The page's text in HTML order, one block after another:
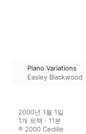
Piano Variations
Easley Blackwood
2000년 1월 1일
1개 트랙 · 11분
℗ 2000 Cedille